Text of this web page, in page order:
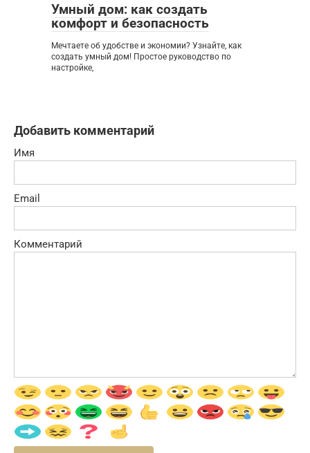
Умный дом: как создать
комфорт и безопасность
Мечтаете об удобстве и экономии? Узнайте, как
создать умный дом! Простое руководство по
настройке,
Добавить комментарий
Имя
Email
Комментарий